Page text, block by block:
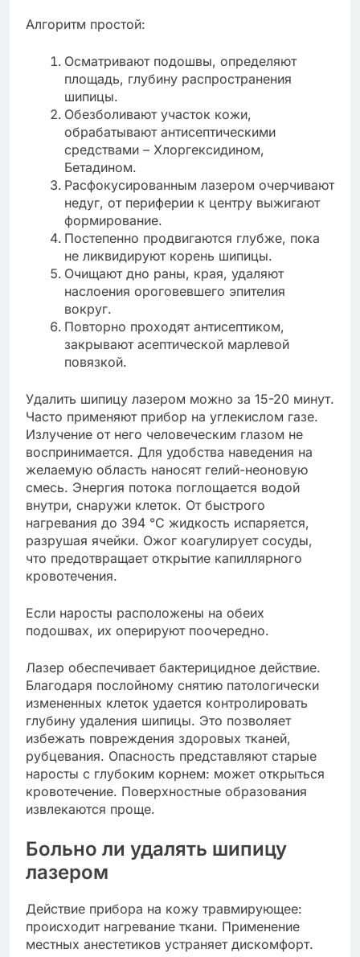
Алгоритм простой:
Осматривают подошвы, определяют
площадь, глубину распространения
шипицы.
Обезболивают участок кожи,
обрабатывают антисептическими
средствами – Хлоргексидином,
Бетадином.
Расфокусированным лазером очерчивают
недуг, от периферии к центру выжигают
формирование.
Постепенно продвигаются глубже, пока
не ликвидируют корень шипицы.
Очищают дно раны, края, удаляют
наслоения ороговевшего эпителия
вокруг.
Повторно проходят антисептиком,
закрывают асептической марлевой
повязкой.
Удалить шипицу лазером можно за 15-20 минут.
Часто применяют прибор на углекислом газе.
Излучение от него человеческим глазом не
воспринимается. Для удобства наведения на
желаемую область наносят гелий-неоновую
смесь. Энергия потока поглощается водой
внутри, снаружи клеток. От быстрого
нагревания до 394 °С жидкость испаряется,
разрушая ячейки. Ожог коагулирует сосуды,
что предотвращает открытие капиллярного
кровотечения.
Если наросты расположены на обеих
подошвах, их оперируют поочередно.
Лазер обеспечивает бактерицидное действие.
Благодаря послойному снятию патологически
измененных клеток удается контролировать
глубину удаления шипицы. Это позволяет
избежать повреждения здоровых тканей,
рубцевания. Опасность представляют старые
наросты с глубоким корнем: может открыться
кровотечение. Поверхностные образования
извлекаются проще.
Больно ли удалять шипицу
лазером
Действие прибора на кожу травмирующее:
происходит нагревание ткани. Применение
местных анестетиков устраняет дискомфорт.